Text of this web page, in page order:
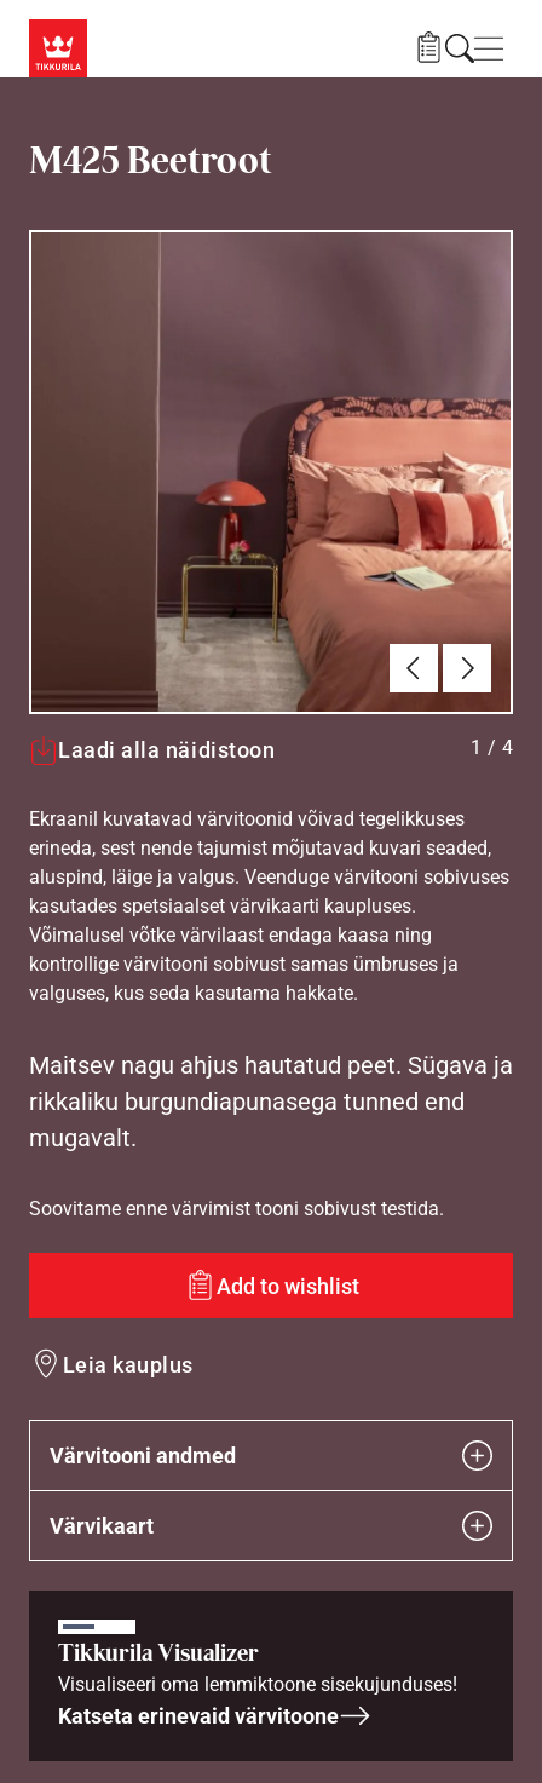
M425 Beetroot
Eelmine
Laadi alla näidistoon 1 / 4
Ekraanil kuvatavad värvitoonid võivad tegelikkuses
erineda, sest nende tajumist mõjutavad kuvari seaded,
aluspind, läige ja valgus. Veenduge värvitooni sobivuses
kasutades spetsiaalset värvikaarti kaupluses.
Võimalusel võtke värvilaast endaga kaasa ning
kontrollige värvitooni sobivust samas ümbruses ja
valguses, kus seda kasutama hakkate.
Maitsev nagu ahjus hautatud peet. Sügava ja
rikkaliku burgundiapunasega tunned end
mugavalt.
Soovitame enne värvimist tooni sobivust testida.
Add to wishlist
Leia kauplus
Värvitooni andmed
Värvikaart
Tikkurila Visualizer
Visualiseeri oma lemmiktoone sisekujunduses!
Katseta erinevaid värvitoone